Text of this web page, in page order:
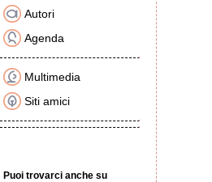
Autori
Agenda
Multimedia
Siti amici
Puoi trovarci anche su